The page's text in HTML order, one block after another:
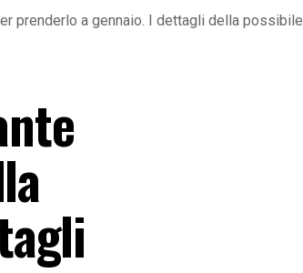
prenderlo a gennaio. I dettagli della possibile